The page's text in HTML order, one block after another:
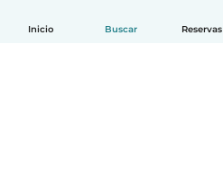
Inicio Buscar Reservas